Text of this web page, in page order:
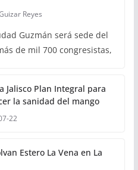
Reyes
Guzmán será sede del
de mil 700 congresistas,
Jalisco Plan Integral para
la sanidad del mango
22
Estero La Vena en La